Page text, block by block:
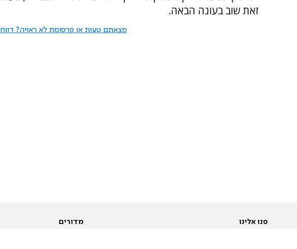
זאת שוב בעונה הבאה.
מצאתם טעות או פרסומת לא ראויה?
פנו אלינו מדורים